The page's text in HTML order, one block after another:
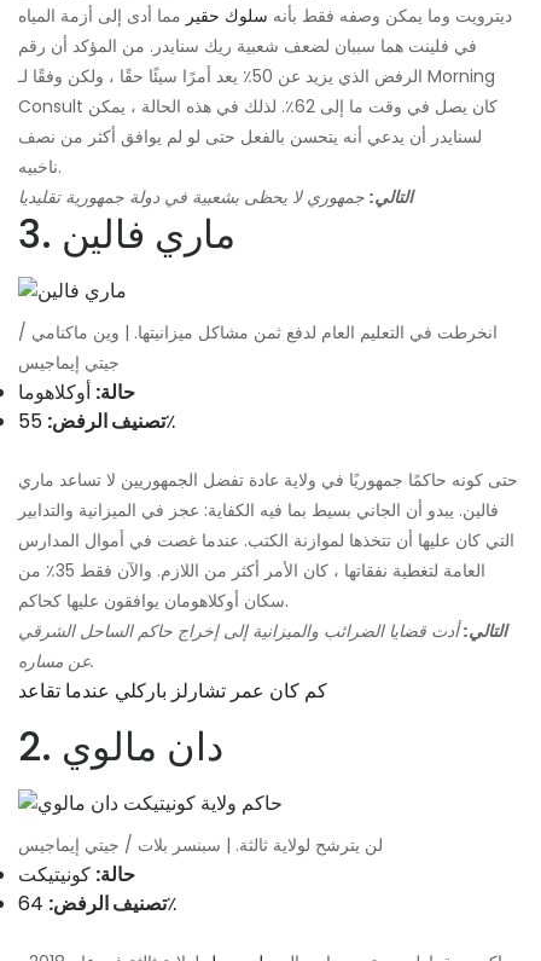
ديترويت وما يمكن وصفه فقط بأنه سلوك حقير مما أدى إلى أزمة المياه
في فلينت هما سببان لضعف شعبية ريك سنايدر. من المؤكد أن رقم
الرفض الذي يزيد عن 50٪ يعد أمرًا سيئًا حقًا ، ولكن وفقًا لـ Morning
Consult كان يصل في وقت ما إلى 62٪. لذلك في هذه الحالة ، يمكن
لسنايدر أن يدعي أنه يتحسن بالفعل حتى لو لم يوافق أكثر من نصف
ناخبيه.
التالي: جمهوري لا يحظى بشعبية في دولة جمهورية تقليديا
3. ماري فالين
انخرطت في التعليم العام لدفع ثمن مشاكل ميزانيتها. | وين ماكنامي /
جيتي إيماجيس
حالة: أوكلاهوما
تصنيف الرفض:55٪
حتى كونه حاكمًا جمهوريًا في ولاية عادة تفضل الجمهوريين لا تساعد ماري
فالين. يبدو أن الجاني بسيط بما فيه الكفاية: عجز في الميزانية والتدابير
التي كان عليها أن تتخذها لموازنة الكتب. عندما غصت في أموال المدارس
العامة لتغطية نفقاتها ، كان الأمر أكثر من اللازم. والآن فقط 35٪ من
سكان أوكلاهومان يوافقون عليها كحاكم.
التالي:أدت قضايا الضرائب والميزانية إلى إخراج حاكم الساحل الشرقي
عن مساره.
كم كان عمر تشارلز باركلي عندما تقاعد
2. دان مالوي
لن يترشح لولاية ثالثة. | سبنسر بلات / جيتي إيماجيس
حالة: كونيتيكت
تصنيف الرفض:64٪